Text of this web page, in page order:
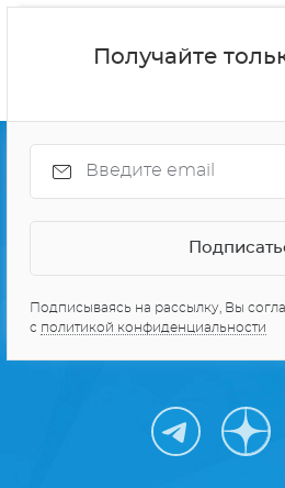
Получайте
Подписываясь на рассылку, Вы
с политикой конфиденциальности